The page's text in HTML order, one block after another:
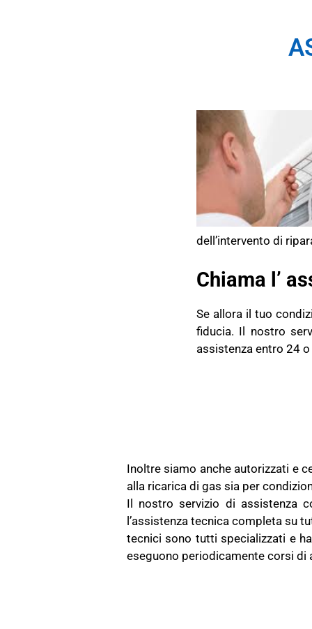
dell’intervento di
Chiama l’
Se allora il tuo
fiducia. Il nostro
assistenza entro 24
Inoltre siamo anche autorizzati e
alla ricarica di gas sia per
Il nostro servizio di assistenza
l’assistenza tecnica completa su
tecnici sono tutti specializzati e
eseguono periodicamente corsi